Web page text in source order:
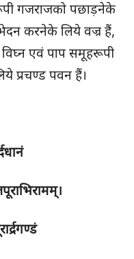
गजराजको पछाड़नेके
करनेके लिये वज्र हैं,
एवं पाप समूहरूपी
प्रचण्ड पवन हैं।